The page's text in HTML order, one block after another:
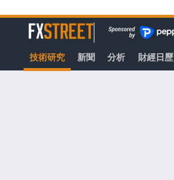
至
容
FXStreet
技術研究 新聞 分析 財經日歷